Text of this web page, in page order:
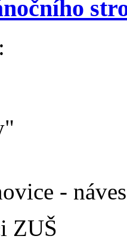
-
ZUŠ